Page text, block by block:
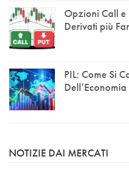
Opzioni Call e
Derivati più
PIL: Come Si
Dell’Economia
NOTIZIE DAI MERCATI